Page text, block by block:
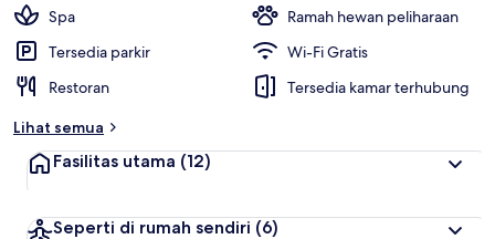
Spa
Ramah hewan peliharaan
Tersedia parkir
Wi-Fi Gratis
Restoran
Tersedia kamar terhubung
Lihat semua
Fasilitas utama (12)
Seperti di rumah sendiri (6)